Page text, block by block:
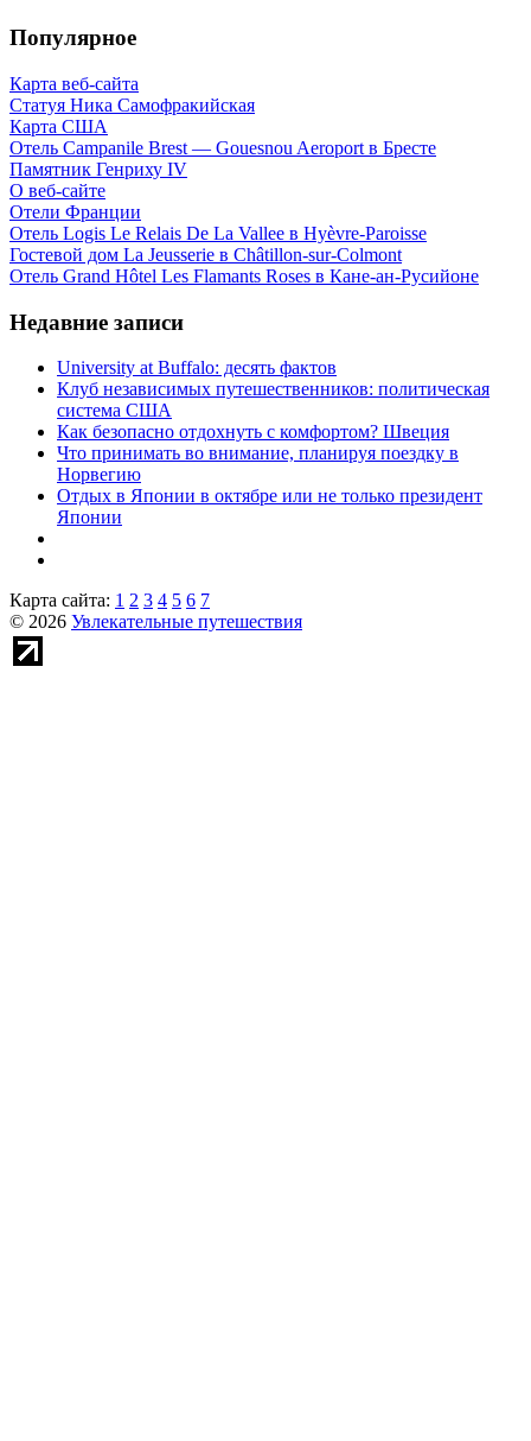
Популярное
Карта веб-сайта
Статуя Ника Самофракийская
Карта США
Отель Campanile Brest — Gouesnou Aeroport в Бресте
Памятник Генриху IV
О веб-сайте
Отели Франции
Отель Logis Le Relais De La Vallee в Hyèvre-Paroisse
Гостевой дом La Jeusserie в Châtillon-sur-Colmont
Отель Grand Hôtel Les Flamants Roses в Кане-ан-Русийоне
Недавние записи
University at Buffalo: десять фактов
Клуб независимых путешественников: политическая
система США
Как безопасно отдохнуть с комфортом? Швеция
Что принимать во внимание, планируя поездку в
Норвегию
Отдых в Японии в октябре или не только президент
Японии
Карта сайта: 1 2 3 4 5 6 7
© 2026 Увлекательные путешествия